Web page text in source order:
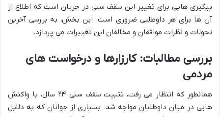
پیگیری هایی برای تغییر این سقف سنی در جریان است که اطلاع از
آن ها برای هر داوطلبی ضروری است. این بخش، به بررسی آخرین
تحولات و نظرات موافقان و مخالفان این تغییرات می پردازد.
بررسی مطالبات: کارزارها و درخواست های
مردمی
همانطور که انتظار می رفت، تثبیت سقف سنی ۲۴ سال، با واکنش
هایی در میان داوطلبان مواجه شد. بسیاری از جوانان که به دلایل